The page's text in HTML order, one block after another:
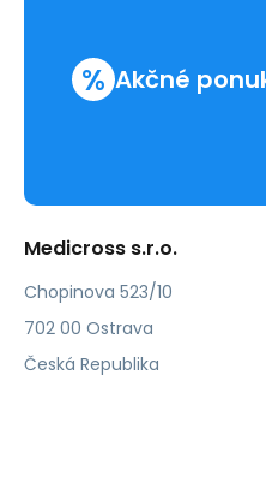
% Akčné
Medicross s.r.o.
Chopinova 523/10
702 00 Ostrava
Česká Republika